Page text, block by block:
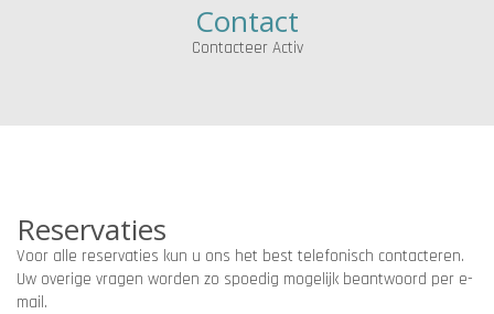
Contact
Contacteer Activ
Reservaties
Voor alle reservaties kun u ons het best telefonisch contacteren.
Uw overige vragen worden zo spoedig mogelijk beantwoord per e-
mail.